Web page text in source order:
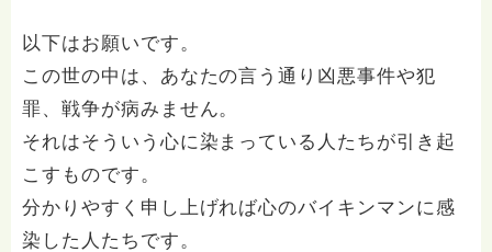
以下はお願いです。
この世の中は、あなたの言う通り凶悪事件や犯
罪、戦争が病みません。
それはそういう心に染まっている人たちが引き起
こすものです。
分かりやすく申し上げれば心のバイキンマンに感
染した人たちです。